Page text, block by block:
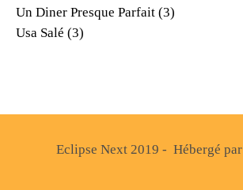
Un Diner Presque Parfait (3)
Usa Salé (3)
Eclipse Next 2019 - Hébergé par